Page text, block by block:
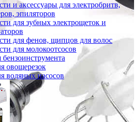
и аксессуары для электробритв,
эпиляторов
для зубных электрощеток и
для фенов, щипцов для волос
для молокоотсосов
бензоинструмента
овощерезок
водяных насосов